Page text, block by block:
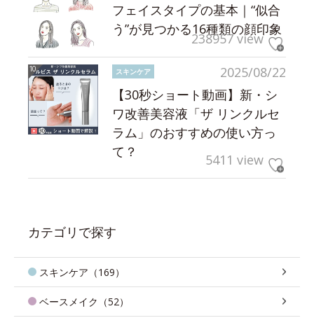
フェイスタイプの基本｜“似合
う”が見つかる16種類の顔印象
238957 view
2025/08/22
スキンケア
【30秒ショート動画】新・シ
ワ改善美容液「ザ リンクルセ
ラム」のおすすめの使い方っ
て？
5411 view
カテゴリで探す
スキンケア（169）
ベースメイク（52）